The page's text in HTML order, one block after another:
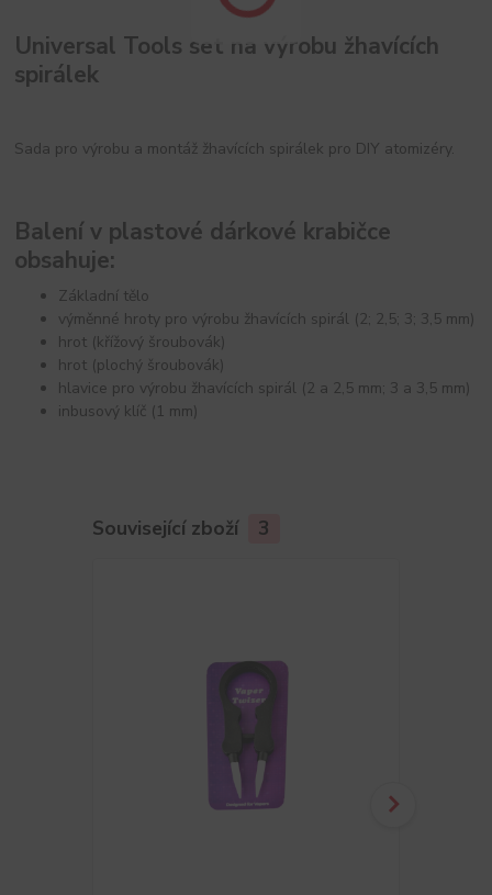
Universal Tools set na výrobu žhavících
spirálek
Sada pro výrobu a montáž žhavících spirálek pro DIY atomizéry.
Balení v plastové dárkové krabičce
obsahuje:
Základní tělo
výměnné hroty pro výrobu žhavících spirál (2; 2,5; 3; 3,5 mm)
hrot (křížový šroubovák)
hrot (plochý šroubovák)
hlavice pro výrobu žhavících spirál (2 a 2,5 mm; 3 a 3,5 mm)
inbusový klíč (1 mm)
Související zboží 3